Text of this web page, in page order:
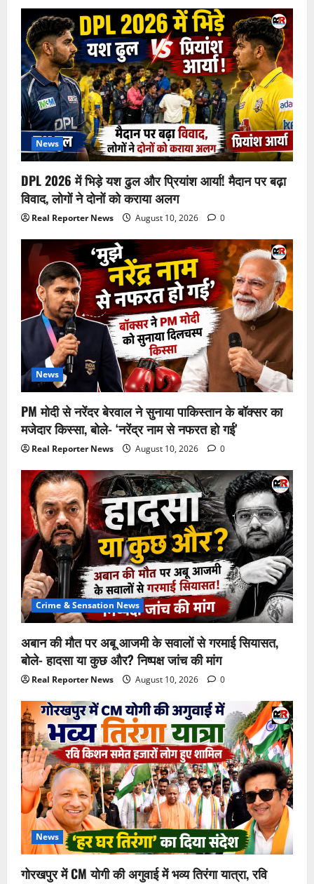
News
DPL 2026 में भिड़े यश ढुल और प्रियांश आर्या! मैदान पर बढ़ा
विवाद, लोगों ने दोनों को कराया अलग
Real Reporter News August 10, 2026 0
News
PM मोदी से नरेंदर बेरवाल ने सुनाया पाकिस्तान के बॉक्सर का
मजेदार किस्सा, बोले- ‘नरेंद्र नाम से नफरत हो गई’
Real Reporter News August 10, 2026 0
Crime & Sensation News
अबान की मौत पर अबू आजमी के सवालों से गरमाई सियासत,
बोले- हादसा या कुछ और? निष्पक्ष जांच की मांग
Real Reporter News August 10, 2026 0
News
गोरखपुर में CM योगी की अगुवाई में भव्य तिरंगा यात्रा, रवि